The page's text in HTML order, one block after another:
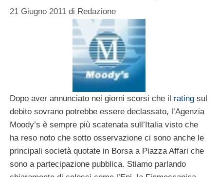
21 Giugno 2011 di Redazione
Dopo aver annunciato nei giorni scorsi che il rating sul
debito sovrano potrebbe essere declassato, l’Agenzia
Moody’s è sempre più scatenata sull’Italia visto che
ha reso noto che sotto osservazione ci sono anche le
principali società quotate in Borsa a Piazza Affari che
sono a partecipazione pubblica. Stiamo parlando